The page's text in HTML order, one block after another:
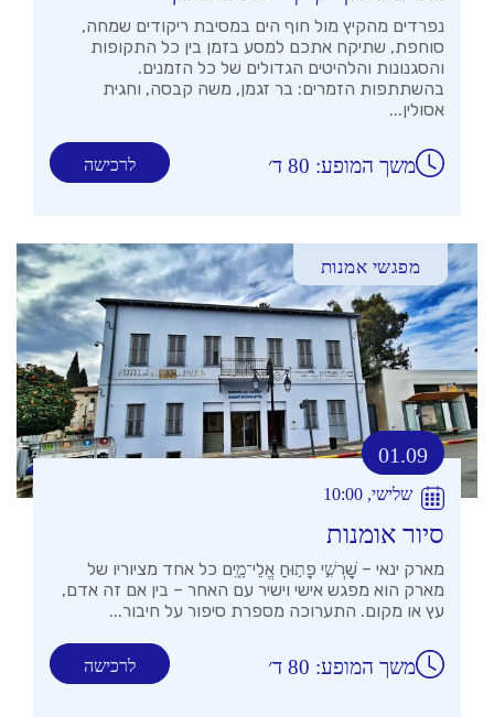
נפרדים מהקיץ מול חוף הים במסיבת ריקודים שמחה,
סוחפת, שתיקח אתכם למסע בזמן בין כל התקופות
והסגנונות והלהיטים הגדולים של כל הזמנים.
בהשתתפות הזמרים: בר זגמן, משה קבסה, וחגית
אסולין...
לרכישה משך המופע: 80 ד׳
מפגשי אמנות
01.09
שלישי, 10:00
סיור אומנות
מארק ינאי – שׇׁרְשִׁ֣י פָת֣וּחַ אֱלֵי־מָ֑יִם כל אחד מציוריו של
מארק הוא מפגש אישי וישיר עם האחר – בין אם זה אדם,
עץ או מקום. התערוכה מספרת סיפור על חיבור...
לרכישה משך המופע: 80 ד׳